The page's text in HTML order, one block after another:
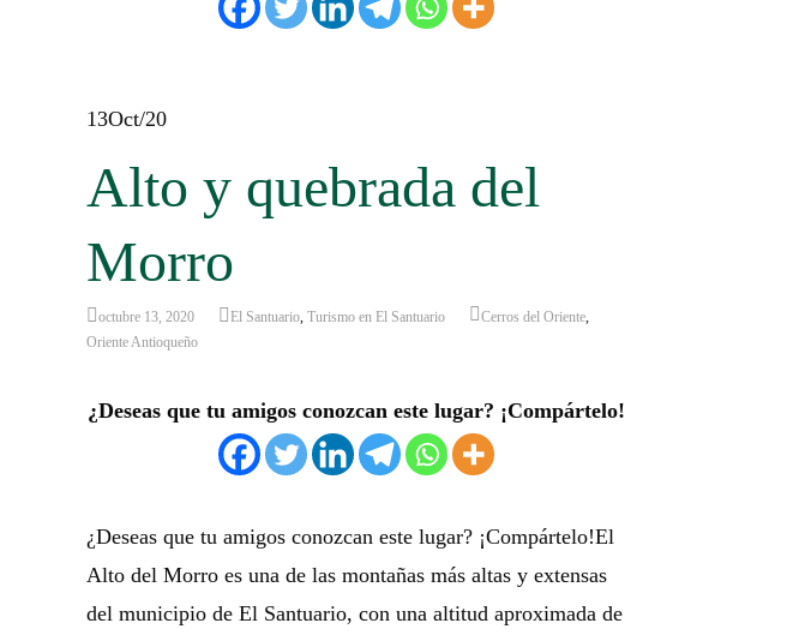
13Oct/20
Alto y quebrada del
Morro
octubre 13, 2020 El Santuario, Turismo en El Santuario Cerros del Oriente,
Oriente Antioqueño
¿Deseas que tu amigos conozcan este lugar? ¡Compártelo!
¿Deseas que tu amigos conozcan este lugar? ¡Compártelo!El
Alto del Morro es una de las montañas más altas y extensas
del municipio de El Santuario, con una altitud aproximada de